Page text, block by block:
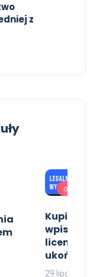
z
oferta
Kupię
wpisem,
licencjat
29 lipca,